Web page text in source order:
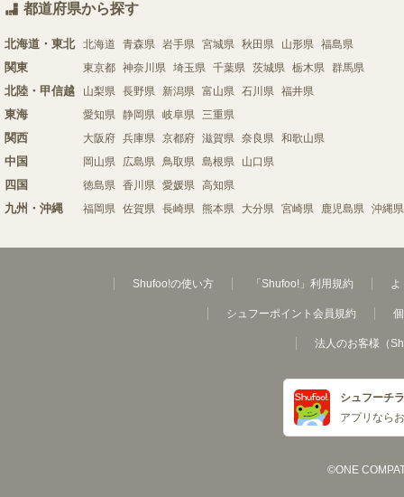
都道府県から探す
北海道・東北 北海道 青森県 岩手県 宮城県 秋田県 山形県 福島県
関東 東京都 神奈川県 埼玉県 千葉県 茨城県 栃木県 群馬県
北陸・甲信越 山梨県 長野県 新潟県 富山県 石川県 福井県
東海 愛知県 静岡県 岐阜県 三重県
関西 大阪府 兵庫県 京都府 滋賀県 奈良県 和歌山県
中国 岡山県 広島県 鳥取県 島根県 山口県
四国 徳島県 香川県 愛媛県 高知県
九州・沖縄 福岡県 佐賀県 長崎県 熊本県 大分県 宮崎県 鹿児島県 沖縄県
Shufoo!の使い方 「Shufoo!」利用規約 よ
シュフーポイント会員規約
法人のお客様（
シュフーチ
アプリなら
©ONE